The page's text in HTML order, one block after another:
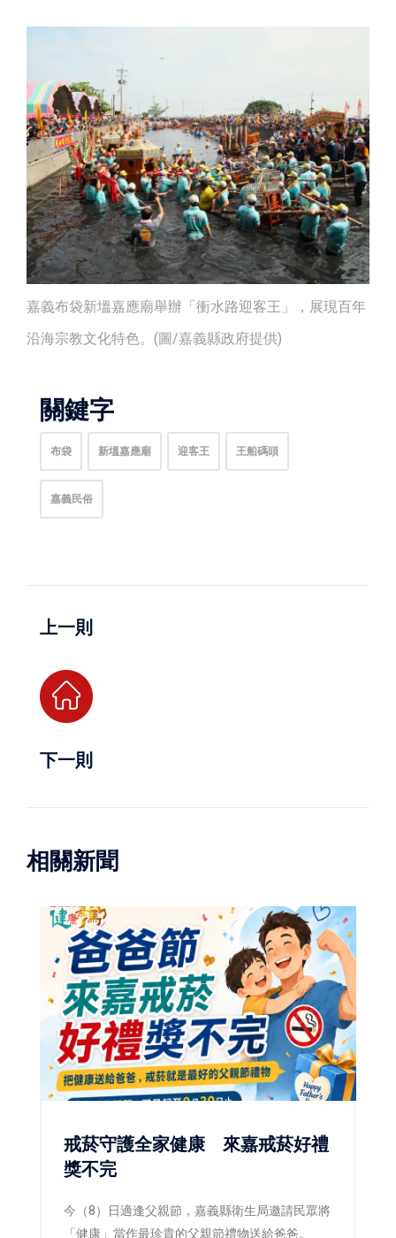
嘉義布袋新塭嘉應廟舉辦「衝水路迎客王」，展現百年
沿海宗教文化特色。(圖/嘉義縣政府提供)
關鍵字
布袋 新塭嘉應廟 迎客王 王船碼頭
嘉義民俗
上一則
下一則
相關新聞
戒菸守護全家健康 來嘉戒菸好禮
獎不完
今（8）日適逢父親節，嘉義縣衛生局邀請民眾將
「健康」當作最珍貴的父親節禮物送給爸爸。